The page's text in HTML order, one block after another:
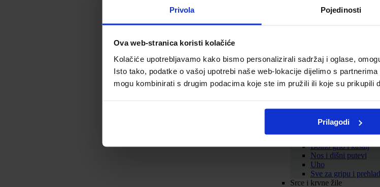
Privola Pojedinosti
Ova web-stranica koristi kolačiće
Kolačiće upotrebljavamo kako bismo personalizirali sadržaj i oglase,
Isto tako, podatke o vašoj upotrebi naše web-lokacije dijelimo s
mogu kombinirati s drugim podacima koje ste im pružili ili koje su prikupili
Prilagodi
Zdravlje i ljepota
Biljni balzami
Homeopatski
Tinkture
Omega masne
Prikaži sve dodatke
SAMOLIJEČENJE
Gripa i prehlada
Imunitet
Bolno grlo i kašalj
Nos i dišni putevi
Uho
Sve za gripu i
Srce i krvne žile